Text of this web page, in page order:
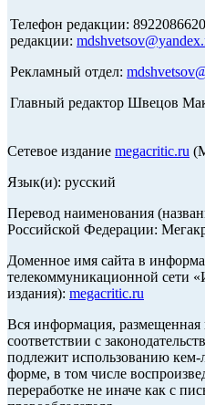
Телефон редакции:
редакции:
Рекламный отдел:
Главный редактор Швецов
Сетевое издание megacritic.ru
Язык(и): русский
Перевод наименования
Российской Федерации:
Доменное имя сайта в
телекоммуникационной сети
издания): megacritic.ru
Вся информация, размещенная
соответствии с
подлежит использованию
форме, в том числе
переработке не иначе как с